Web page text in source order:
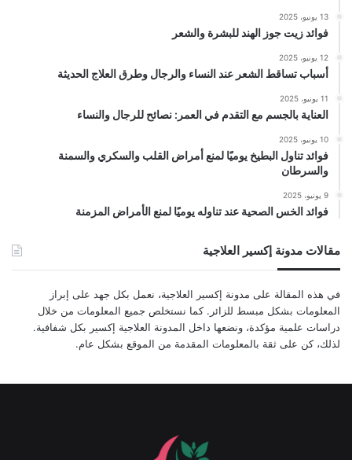
13 يونيو، 2025
فوائد زيت جوز الهند للبشرة والشعر
12 يونيو، 2025
أسباب تساقط الشعر عند النساء والرجال وطرق العلاج الحديثة
11 يونيو، 2025
العناية بالجسم مع التقدم في العمر: نصائح للرجال والنساء
10 يونيو، 2025
فوائد تناول البطيخ يوميًا لمنع أمراض القلب والسكري والسمنة
والسرطان
9 يونيو، 2025
فوائد الخس الصحية عند تناوله يوميًا لمنع الأمراض المزمنة
مقالات مدونة إكسير العلاجية
في هذه المقالة على مدونة إكسير العلاجية، نعمل بكل جهد على إبراز
المعلومات بشكل مبسط للزائر. كما نستخلص جميع المعلومات من خلال
دراسات علمية مؤكدة، ونضعها داخل المدونة العلاجية إكسير بكل شفافية.
لذلك، كن على ثقة بالمعلومات المقدمة من الموقع بشكل عام.